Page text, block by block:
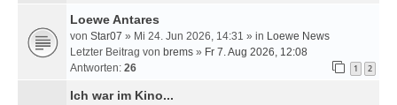
Loewe Antares
von Star07 » Mi 24. Jun 2026, 14:31 » in Loewe News
Letzter Beitrag von brems » Fr 7. Aug 2026, 12:08
Antworten: 26 1 2
Ich war im Kino...